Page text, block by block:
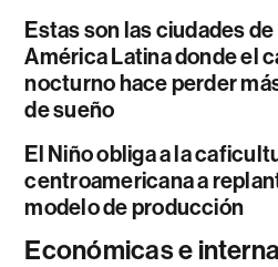
Estas son las ciudades de
América Latina donde el
nocturno hace perder
de sueño
El Niño obliga a la
centroamericana a
modelo de producción
Económicas e